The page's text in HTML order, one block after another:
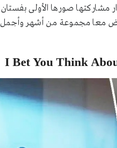
مشاركتها صورها الأولى
معا مجموعة من أشهر وأجمل